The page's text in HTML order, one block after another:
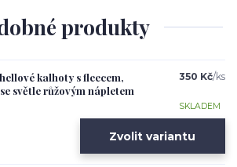
produkty
kalhoty s fleecem,
světle růžovým nápletem
350 Kč/ks
SKLADEM
Zvolit variantu